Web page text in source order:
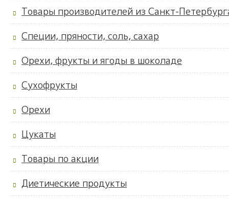
Товары производителей из Санкт-
Специи, пряности, соль, сахар
Орехи, фрукты и ягоды в шоколаде
Сухофрукты
Орехи
Цукаты
Товары по акции
Диетические продукты